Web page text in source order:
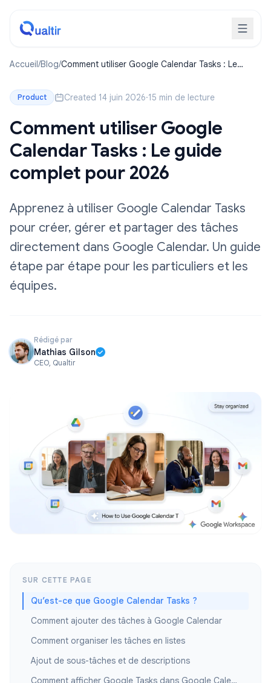
Accueil/Blog/Comment utiliser Google Calendar Tasks : Le
Product Created 14 juin 2026·15 min de lecture
Comment utiliser Google
Calendar Tasks : Le guide
complet pour 2026
Apprenez à utiliser Google Calendar Tasks
pour créer, gérer et partager des tâches
directement dans Google Calendar. Un guide
étape par étape pour les particuliers et les
équipes.
Rédigé par
Mathias Gilson
CEO, Qualtir
SUR CETTE PAGE
Qu’est-ce que Google Calendar Tasks ?
Comment ajouter des tâches à Google Calendar
Comment organiser les tâches en listes
Ajout de sous-tâches et de descriptions
Comment afficher Google Tasks dans Google Calendar